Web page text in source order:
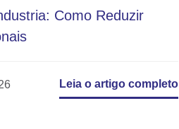
Como Reduzir
Leia o artigo completo